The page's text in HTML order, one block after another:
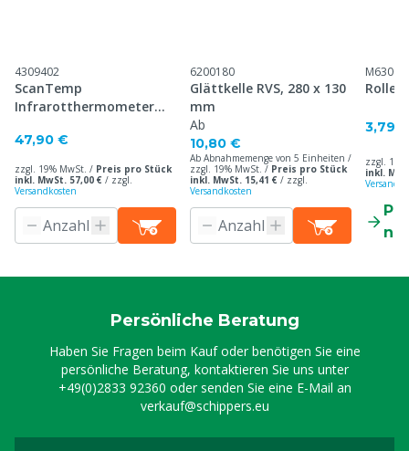
4309402
ScanTemp
Infrarotthermometer
47,90 €
zzgl. 19% MwSt. / Preis pro Stück
inkl. MwSt. 57,00 € / zzgl.
Versandkosten
6200180
Glättkelle RVS, 280 x 130
mm
Ab
10,80 €
Ab Abnahmemenge von 5 Einheiten /
zzgl. 19% MwSt. / Preis pro Stück
inkl. MwSt. 15,41 € / zzgl.
Versandkosten
Roller
3,79 €
zzgl.
inkl.
Persönliche Beratung
Haben Sie Fragen beim Kauf oder benötigen Sie eine
persönliche Beratung, kontaktieren Sie uns unter
+49(0)2833 92360 oder senden Sie eine E-Mail an
verkauf@schippers.eu